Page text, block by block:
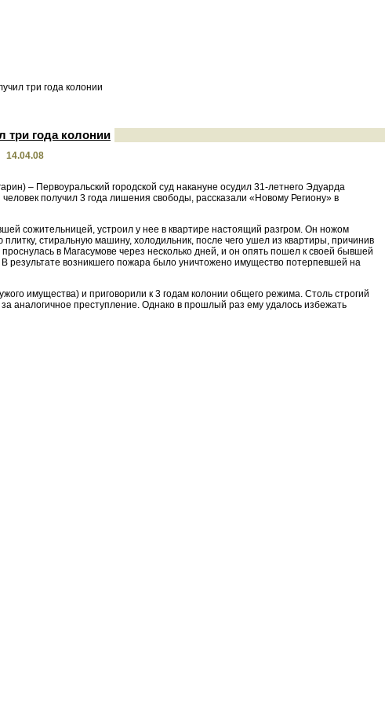
три года колонии
три года колонии
14.04.08
– Первоуральский городской суд накануне осудил 31-летнего Эдуарда
получил 3 года лишения свободы, рассказали «Новому Региону» в
сожительницей, устроил у нее в квартире настоящий разгром. Он ножом
стиральную машину, холодильник, после чего ушел из квартиры, причинив
в Магасумове через несколько дней, и он опять пошел к своей бывшей
результате возникшего пожара было уничтожено имущество потерпевшей на
имущества) и приговорили к 3 годам колонии общего режима. Столь строгий
аналогичное преступление. Однако в прошлый раз ему удалось избежать